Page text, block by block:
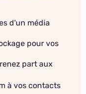
d'un média
pour vos
part aux
à vos contacts